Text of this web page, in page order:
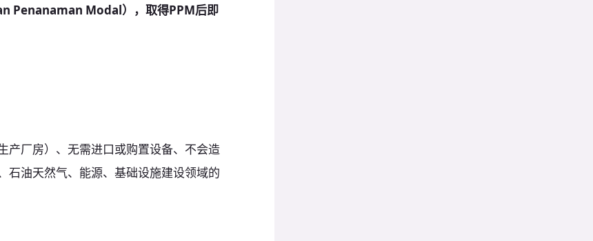
Penanaman Modal），取得PPM后即
产厂房）、无需进口或购置设备、不会造
石油天然气、能源、基础设施建设领域的